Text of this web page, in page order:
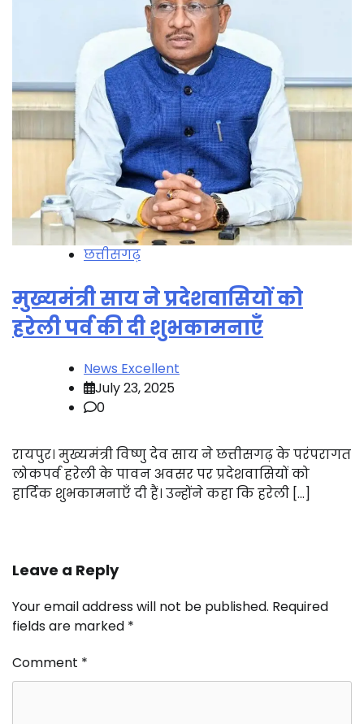
छत्तीसगढ़
मुख्यमंत्री साय ने प्रदेशवासियों को
हरेली पर्व की दी शुभकामनाएँ
News Excellent
July 23, 2025
0
रायपुर। मुख्यमंत्री विष्णु देव साय ने छत्तीसगढ़ के परंपरागत
लोकपर्व हरेली के पावन अवसर पर प्रदेशवासियों को
हार्दिक शुभकामनाएँ दी हैं। उन्होंने कहा कि हरेली […]
Leave a Reply
Your email address will not be published. Required
fields are marked *
Comment *